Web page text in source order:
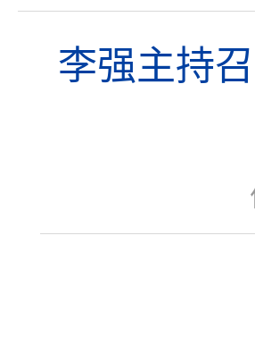
李强主持